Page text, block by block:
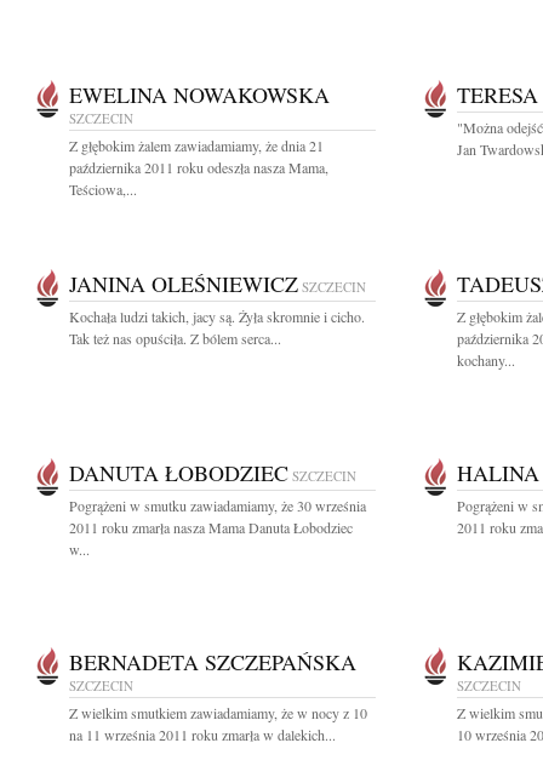
EWELINA NOWAKOWSKA
SZCZECIN
Z głębokim żalem zawiadamiamy, że dnia 21
października 2011 roku odeszła nasza Mama,
Teściowa,...
"Można
Jan
JANINA OLEŚNIEWICZ SZCZECIN
Kochała ludzi takich, jacy są. Żyła skromnie i cicho.
Tak też nas opuściła. Z bólem serca...
Z głębokim
października
kochany...
DANUTA ŁOBODZIEC SZCZECIN
Pogrążeni w smutku zawiadamiamy, że 30 września
2011 roku zmarła nasza Mama Danuta Łobodziec
w...
Pogrążeni w
2011 roku
BERNADETA SZCZEPAŃSKA
SZCZECIN
Z wielkim smutkiem zawiadamiamy, że w nocy z 10
na 11 września 2011 roku zmarła w dalekich...
SZCZECIN
Z wielkim
10 września